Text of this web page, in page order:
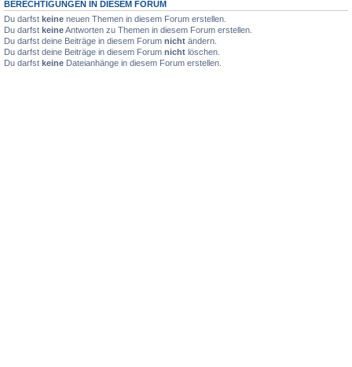
BERECHTIGUNGEN IN DIESEM FORUM
Du darfst keine neuen Themen in diesem Forum erstellen.
Du darfst keineAntworten zu Themen in diesem Forum erstellen.
Du darfst deine Beiträge in diesem Forum nicht ändern.
Du darfst deine Beiträge in diesem Forum nicht löschen.
Du darfst keine Dateianhänge in diesem Forum erstellen.